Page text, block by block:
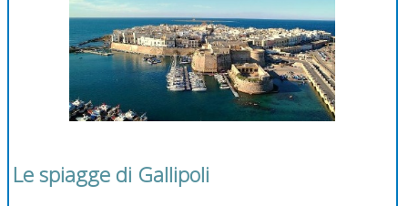
Le spiagge di Gallipoli